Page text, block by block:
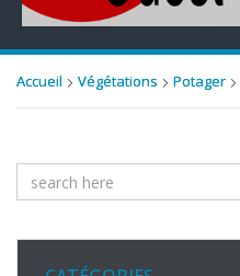
Accueil Végétations Potager